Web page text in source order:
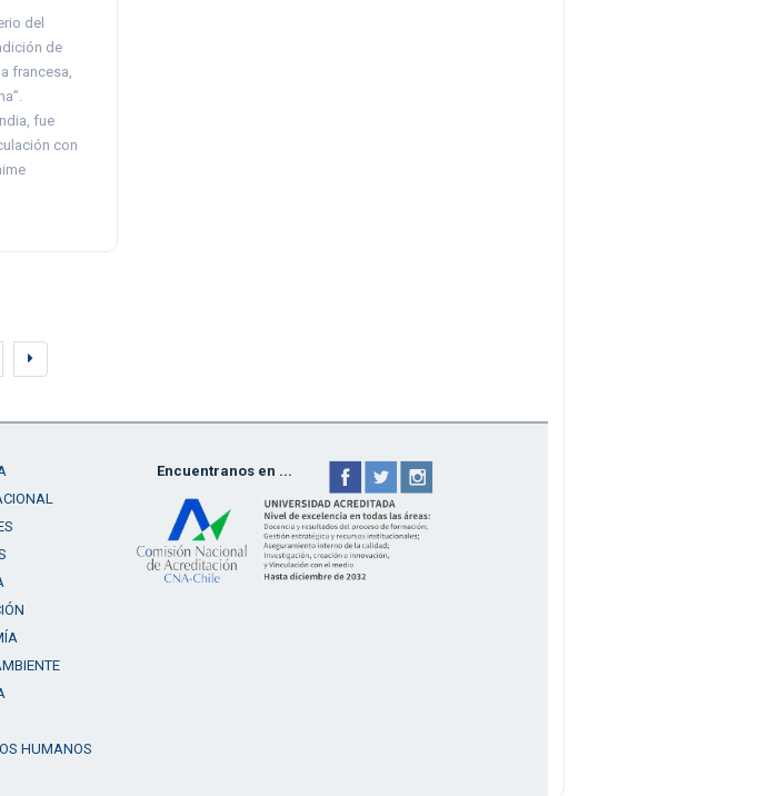
del
de
francesa,
fue
con
HUMANOS
Encuentranos en ...